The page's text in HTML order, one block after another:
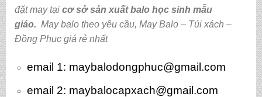
đặt may tại cơ sở sản xuất balo học sinh mẫu
giáo. May balo theo yêu cầu, May Balo – Túi xách –
Đồng Phục giá rẻ nhất
email 1: maybalodongphuc@gmail.com
email 2: maybalocapxach@gmail.com